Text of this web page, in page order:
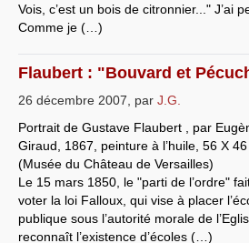
Vois, c’est un bois de citronnier..." J’ai
Comme je (…)
Flaubert : "Bouvard et
26 décembre 2007 par J.G.
Portrait de Gustave Flaubert , par
Giraud, 1867, peinture à l’huile, 56 X 46
(Musée du Château de Versailles)
Le 15 mars 1850, le "parti de l’ordre"
voter la loi Falloux, qui vise à placer
publique sous l’autorité morale de
reconnaît l’existence d’écoles (…)